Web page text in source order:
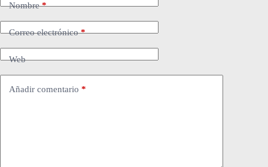
Nombre*
Correo electrónico*
Web
Añadir comentario *